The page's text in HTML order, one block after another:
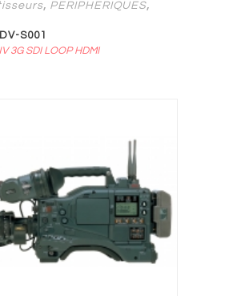
, PERIPHERIQUES,
S001
3G SDI LOOP HDMI